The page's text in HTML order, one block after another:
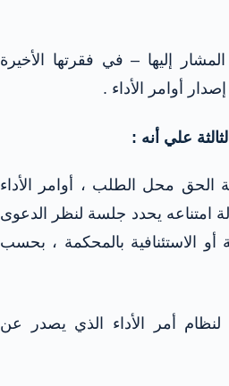
وذات المادة – المادة 3 المشار إليها – في فقرتها الأخيرة
أوامر الأداء .
الحق محل الطلب ، أوامر الأداء
امتناعه يحدد جلسة لنظر الدعوى
أو الاستئنافية بالمحكمة ، بحسب
لنظام أمر الأداء الذي يصدر عن